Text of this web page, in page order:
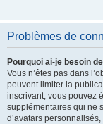
Problèmes de
Pourquoi ai-je besoin
Vous n’êtes pas dans
peuvent limiter la
inscrivant, vous pouvez
supplémentaires qui ne
d’avatars